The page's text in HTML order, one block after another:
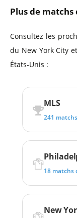
Plus de
Consultez les
du New York City
États-Unis :
MLS
241
18 matchs
New